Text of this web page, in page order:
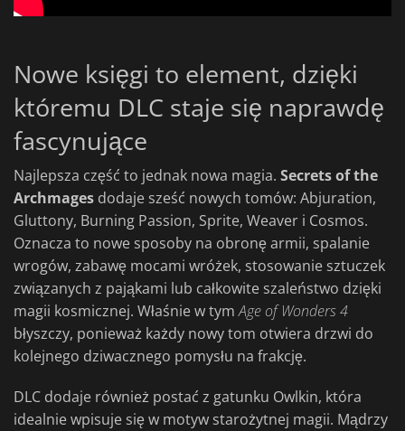
Nowe księgi to element, dzięki
któremu DLC staje się naprawdę
fascynujące
Najlepsza część to jednak nowa magia. Secrets of the
Archmages dodaje sześć nowych tomów: Abjuration,
Gluttony, Burning Passion, Sprite, Weaver i Cosmos.
Oznacza to nowe sposoby na obronę armii, spalanie
wrogów, zabawę mocami wróżek, stosowanie sztuczek
związanych z pająkami lub całkowite szaleństwo dzięki
magii kosmicznej. Właśnie w tymAge of Wonders 4
błyszczy, ponieważ każdy nowy tom otwiera drzwi do
kolejnego dziwacznego pomysłu na frakcję.
DLC dodaje również postać z gatunku Owlkin, która
idealnie wpisuje się w motyw starożytnej magii. Mądrzy